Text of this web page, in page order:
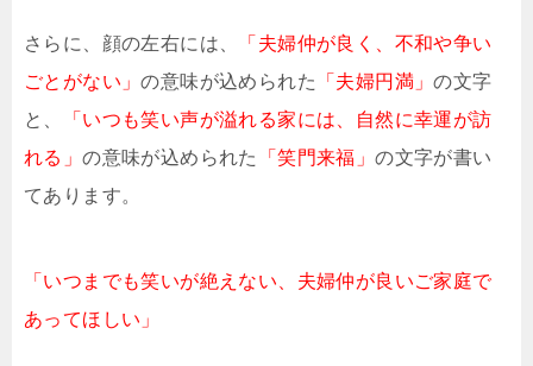
さらに、顔の左右には、
「夫婦仲が良く、不和や争い
ごとがない」の意味が込められた 「夫婦円満」の文字
と、
「いつも笑い声が溢れる家には、自然に幸運が訪
れる」の意味が込められた 「笑門来福」の文字が書い
てあります。
「いつまでも笑いが絶えない、夫婦仲が良いご家庭で
あってほしい」